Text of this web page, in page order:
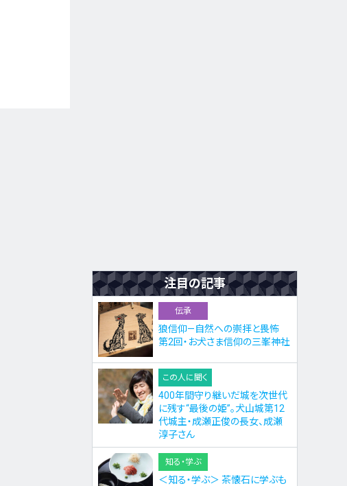
注目の記事
伝承
狼信仰—自然への崇拝と畏怖
第2回・お犬さま信仰の三峯神社
この人に聞く
400年間守り継いだ城を次世代
に残す“最後の姫”。犬山城第12
代城主・成瀬正俊の長女、成瀬
淳子さん
知る・学ぶ
＜知る・学ぶ＞ 茶懐石に学ぶも